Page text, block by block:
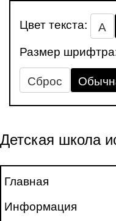
Цвет текста: А
Размер
Сброс
Детская школа
Главная
Информация